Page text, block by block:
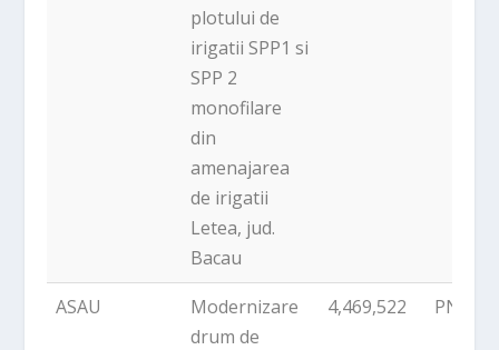
plotului de
irigatii SPP1 si
SPP 2
monofilare
din
amenajarea
de irigatii
Letea, jud.
Bacau
ASAU
Modernizare
drum de
4,469,522 PNDR